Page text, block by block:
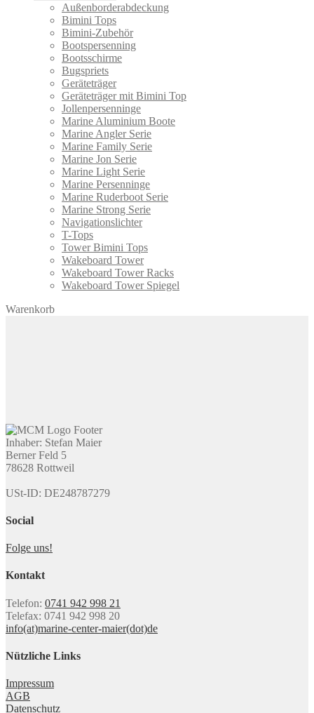
Außenborderabdeckung
Bimini Tops
Bimini-Zubehör
Bootspersenning
Bootsschirme
Bugspriets
Geräteträger
Geräteträger mit Bimini Top
Jollenpersenninge
Marine Aluminium Boote
Marine Angler Serie
Marine Family Serie
Marine Jon Serie
Marine Light Serie
Marine Persenninge
Marine Ruderboot Serie
Marine Strong Serie
Navigationslichter
T-Tops
Tower Bimini Tops
Wakeboard Tower
Wakeboard Tower Racks
Wakeboard Tower Spiegel
Warenkorb
Inhaber: Stefan Maier
Berner Feld 5
78628 Rottweil
USt-ID: DE248787279
Social
Folge uns!
Kontakt
Telefon: 0741 942 998 21
Telefax: 0741 942 998 20
info(at)marine-center-maier(dot)de
Nützliche Links
Impressum
AGB
Datenschutz